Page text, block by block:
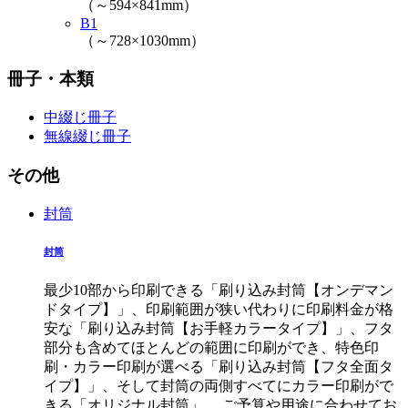
（～594×841mm）
B1
（～728×1030mm）
冊子・本類
中綴じ冊子
無線綴じ冊子
その他
封筒
封筒
最少10部から印刷できる「刷り込み封筒【オンデマン
ドタイプ】」、印刷範囲が狭い代わりに印刷料金が格
安な「刷り込み封筒【お手軽カラータイプ】」、フタ
部分も含めてほとんどの範囲に印刷ができ、特色印
刷・カラー印刷が選べる「刷り込み封筒【フタ全面タ
イプ】」、そして封筒の両側すべてにカラー印刷がで